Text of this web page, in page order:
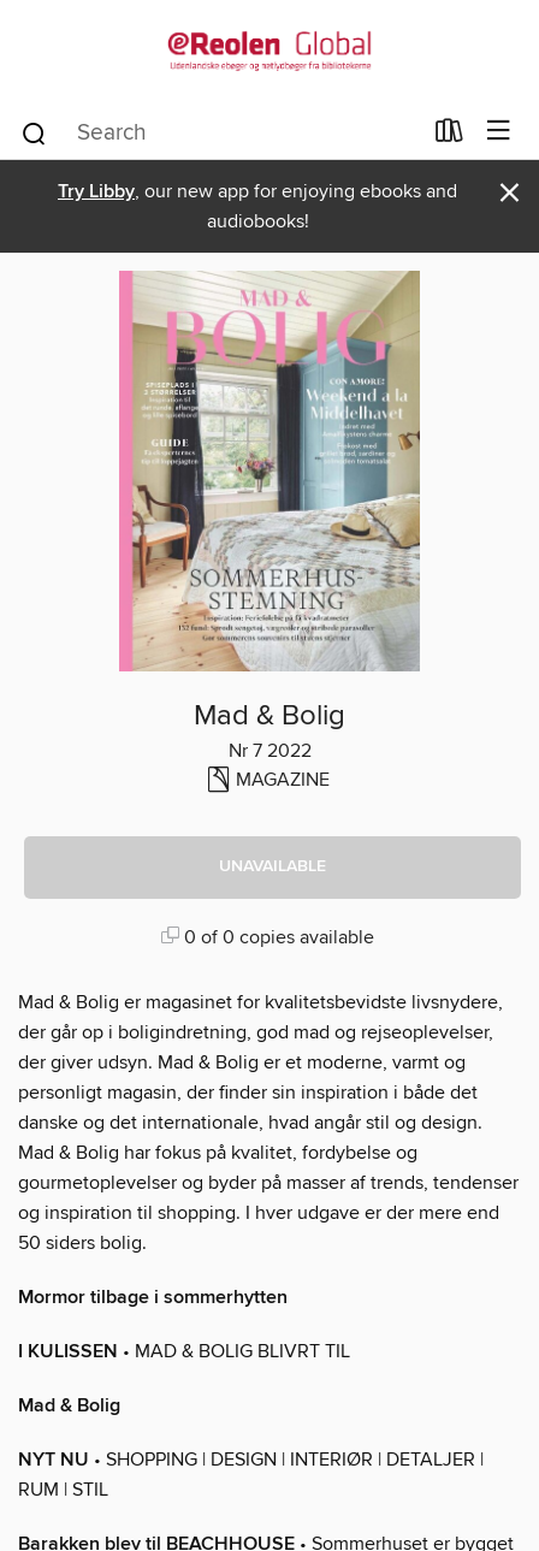
Try Libby, our new app for enjoying ebooks and
audiobooks!
×
Mad & Bolig
Nr 7 2022
MAGAZINE
UNAVAILABLE
0 of 0 copies available
Mad & Bolig er magasinet for kvalitetsbevidste livsnydere,
der går op i boligindretning, god mad og rejseoplevelser,
der giver udsyn. Mad & Bolig er et moderne, varmt og
personligt magasin, der finder sin inspiration i både det
danske og det internationale, hvad angår stil og design.
Mad & Bolig har fokus på kvalitet, fordybelse og
gourmetoplevelser og byder på masser af trends, tendenser
og inspiration til shopping. I hver udgave er der mere end
50 siders bolig.
Mormor tilbage i sommerhytten
I KULISSEN • MAD & BOLIG BLIVRT TIL
Mad & Bolig
NYT NU • SHOPPING | DESIGN | INTERIØR | DETALJER |
RUM | STIL
Barakken blev til BEACHHOUSE • Sommerhuset er bygget